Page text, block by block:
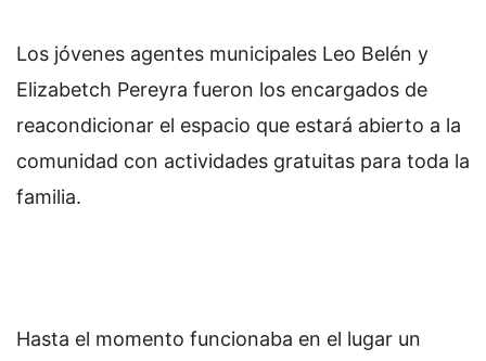
Los jóvenes agentes municipales Leo Belén y
Elizabetch Pereyra fueron los encargados de
reacondicionar el espacio que estará abierto a la
comunidad con actividades gratuitas para toda la
familia.
Hasta el momento funcionaba en el lugar un